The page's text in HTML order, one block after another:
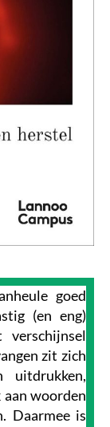
goed
(en eng)
zit zich
woorden
Daarmee is